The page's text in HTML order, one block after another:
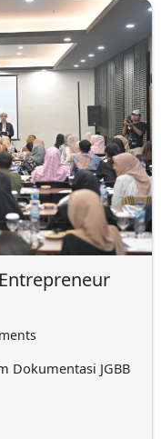
Dokumentasi JGBB